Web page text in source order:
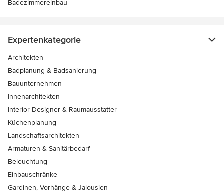
Badezimmereinbau
Expertenkategorie
Architekten
Badplanung & Badsanierung
Bauunternehmen
Innenarchitekten
Interior Designer & Raumausstatter
Küchenplanung
Landschaftsarchitekten
Armaturen & Sanitärbedarf
Beleuchtung
Einbauschränke
Gardinen, Vorhänge & Jalousien